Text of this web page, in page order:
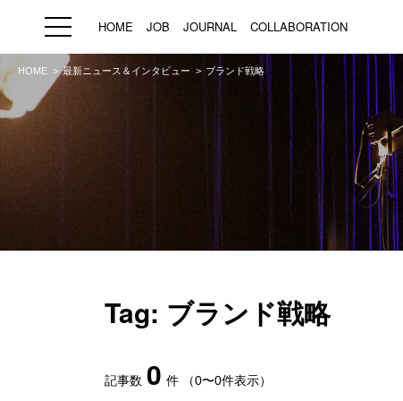
HOME JOB JOURNAL COLLABORATION
HOME JOB
求人検索
新着求人
ブランド一覧
HOME 最新ニュース＆インタビュー ブランド戦略
Tag: ブランド戦略
記事数 0 件 （0〜0件表示）